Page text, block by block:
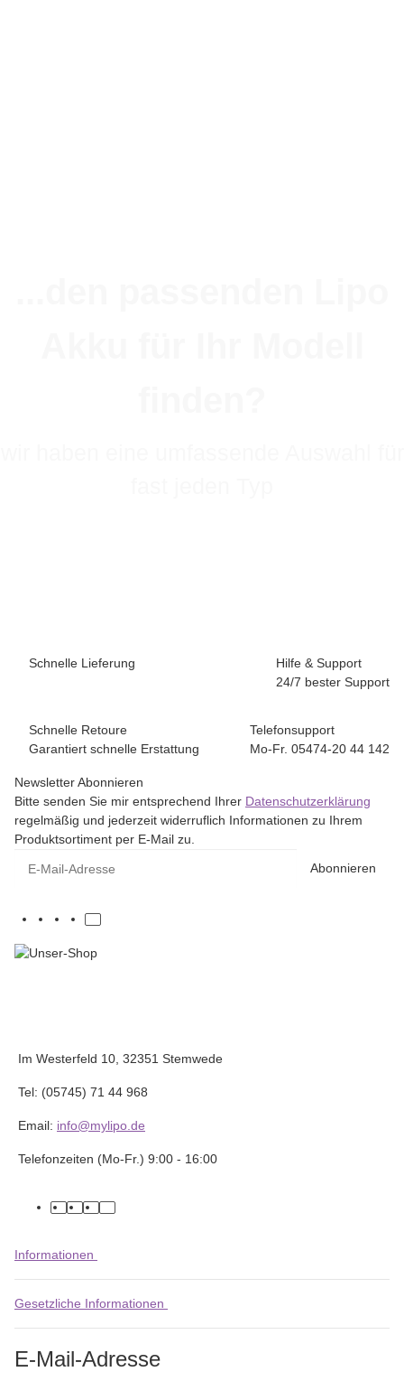
Schnelle Lieferung
Hilfe & Support
24/7 bester Support
Schnelle Retoure
Garantiert schnelle Erstattung
Telefonsupport
Mo-Fr. 05474-20 44 142
Newsletter Abonnieren
Bitte senden Sie mir entsprechend Ihrer Datenschutzerklärung
regelmäßig und jederzeit widerruflich Informationen zu Ihrem
Produktsortiment per E-Mail zu.
Abonnieren
Im Westerfeld 10, 32351 Stemwede
Tel: (05745) 71 44 968
Email: info@mylipo.de
Telefonzeiten (Mo-Fr.) 9:00 - 16:00
facebook
youtube
instagram
tiktok
Informationen
Gesetzliche Informationen
E-Mail-Adresse